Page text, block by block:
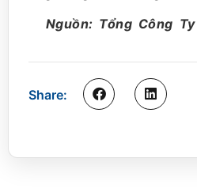
Nguồn: Tổng Công
Share: